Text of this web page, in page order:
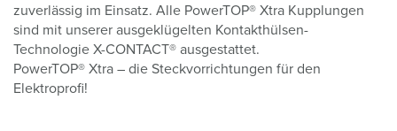
zuverlässig im Einsatz. Alle PowerTOP® Xtra Kupplungen
sind mit unserer ausgeklügelten Kontakthülsen-
Technologie X-CONTACT® ausgestattet.
PowerTOP® Xtra – die Steckvorrichtungen für den
Elektroprofi!